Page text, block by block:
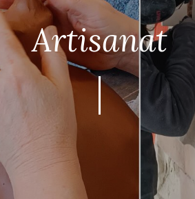
Artisanat